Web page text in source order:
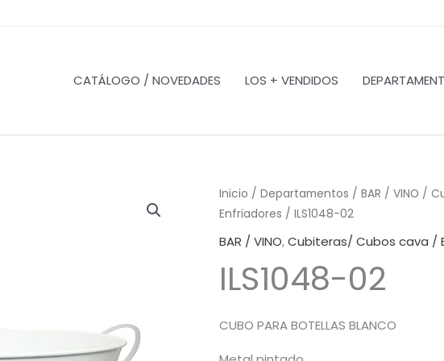
CATÁLOGO / NOVEDADES LOS + VENDIDOS
Inicio / Departamentos / BAR / VINO /
Enfriadores / ILS1048-02
BAR / VINO,Cubiteras/ Cubos cava /
ILS1048-02
CUBO PARA BOTELLAS BLANCO